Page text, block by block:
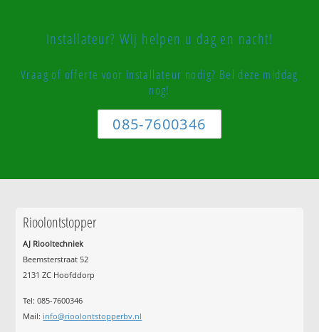
Installateur? Wij helpen u dag en nacht!
Vraag of offerte voor installateur nodig? Bel deze middag
nog!
085-7600346
Rioolontstopper
AJ Riooltechniek
Beemsterstraat 52
2131 ZC Hoofddorp
Tel:085-7600346
Mail: info@rioolontstopperbv.nl